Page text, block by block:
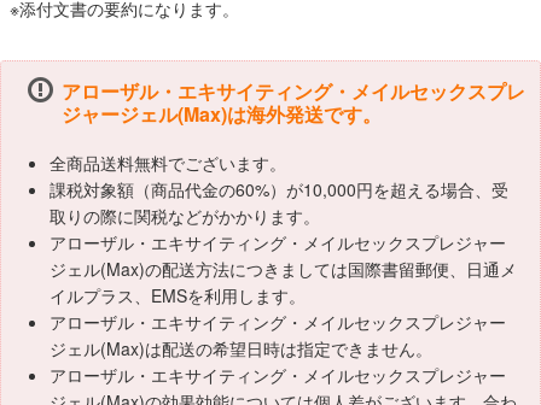
※添付文書の要約になります。
アローザル・エキサイティング・メイルセックスプレ
ジャージェル(Max)は海外発送です。
全商品送料無料でございます。
課税対象額（商品代金の60%）が10,000円を超える場合、受
取りの際に関税などがかかります。
アローザル・エキサイティング・メイルセックスプレジャー
ジェル(Max)の配送方法につきましては国際書留郵便、日通メ
イルプラス、EMSを利用します。
アローザル・エキサイティング・メイルセックスプレジャー
ジェル(Max)は配送の希望日時は指定できません。
アローザル・エキサイティング・メイルセックスプレジャー